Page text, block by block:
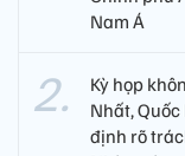
Nam Á
Kỳ họp
Nhất,
định rõ